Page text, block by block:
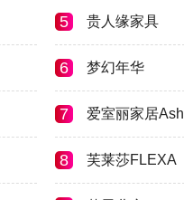
5 贵人缘家具
6 梦幻年华
7 爱室丽家居Ash
8 芙莱莎FLEXA